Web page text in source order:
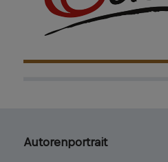
Autorenportrait